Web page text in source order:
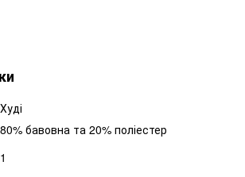
Худі
80% бавовна та 20% поліестер
1